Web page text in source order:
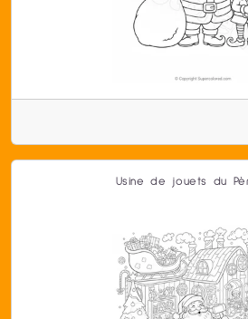
Usine de jouets du